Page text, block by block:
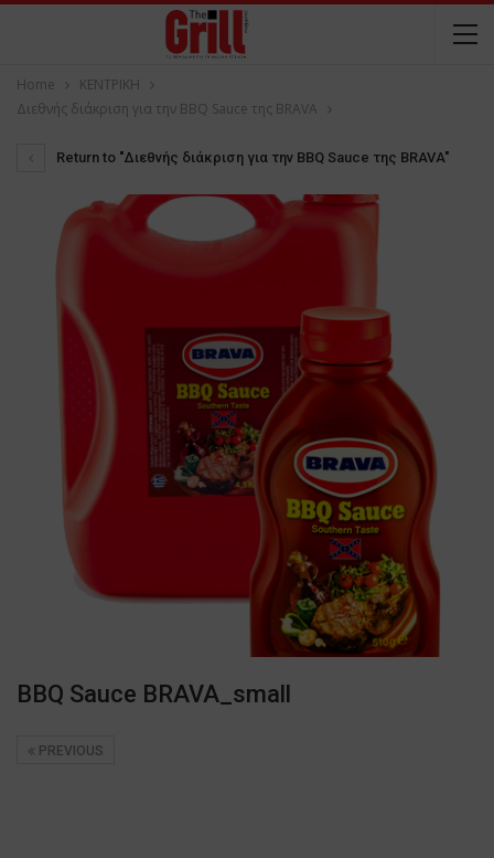
Home
ΚΕΝΤΡΙΚΗ
Διεθνής διάκριση για την BBQ Sauce της BRAVA
Return to "Διεθνής διάκριση για την BBQ Sauce της BRAVA"
BBQ Sauce BRAVA_small
PREVIOUS